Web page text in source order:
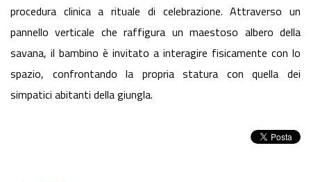
procedura clinica a rituale di celebrazione. Attraverso un
pannello verticale che raffigura un maestoso albero della
savana, il bambino è invitato a interagire fisicamente con lo
spazio, confrontando la propria statura con quella dei
simpatici abitanti della giungla.